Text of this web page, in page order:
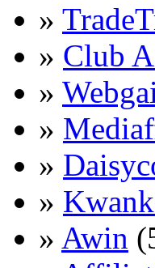
»
» Club
»
»
»
»
» Awin